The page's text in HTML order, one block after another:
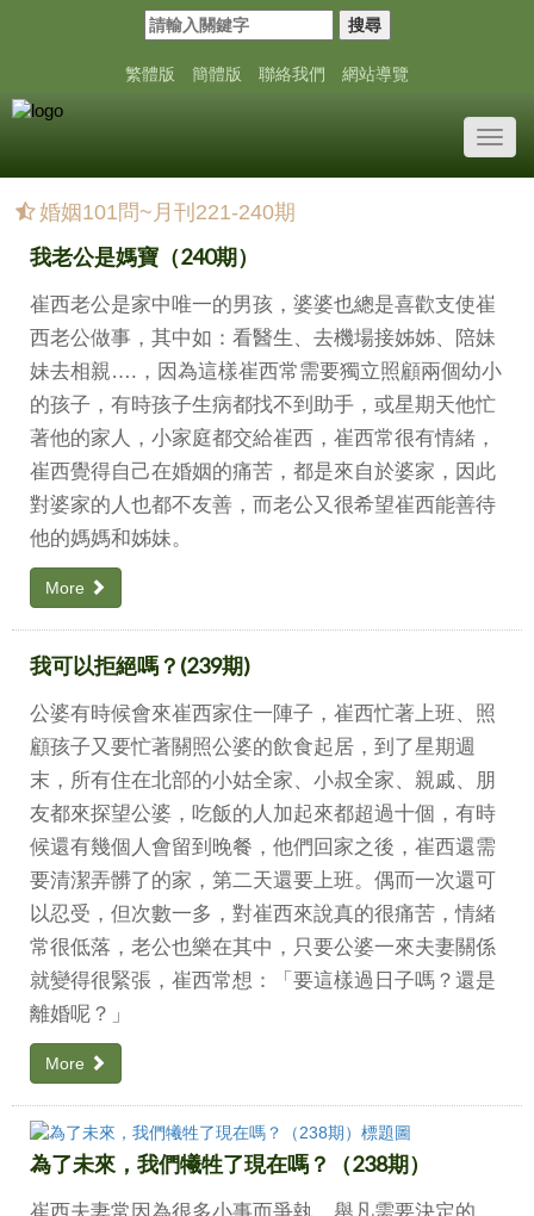
搜尋
繁體版 簡體版 聯絡我們 網站導覽
婚姻101問~月刊221-240期
我老公是媽寶（240期）
崔西老公是家中唯一的男孩，婆婆也總是喜歡支使崔
西老公做事，其中如：看醫生、去機場接姊姊、陪妹
妹去相親….，因為這樣崔西常需要獨立照顧兩個幼小
的孩子，有時孩子生病都找不到助手，或星期天他忙
著他的家人，小家庭都交給崔西，崔西常很有情緒，
崔西覺得自己在婚姻的痛苦，都是來自於婆家，因此
對婆家的人也都不友善，而老公又很希望崔西能善待
他的媽媽和姊妹。
More
我可以拒絕嗎？(239期)
公婆有時候會來崔西家住一陣子，崔西忙著上班、照
顧孩子又要忙著關照公婆的飲食起居，到了星期週
末，所有住在北部的小姑全家、小叔全家、親戚、朋
友都來探望公婆，吃飯的人加起來都超過十個，有時
候還有幾個人會留到晚餐，他們回家之後，崔西還需
要清潔弄髒了的家，第二天還要上班。偶而一次還可
以忍受，但次數一多，對崔西來說真的很痛苦，情緒
常很低落，老公也樂在其中，只要公婆一來夫妻關係
就變得很緊張，崔西常想：「要這樣過日子嗎？還是
離婚呢？」
More
為了未來，我們犧牲了現在嗎？（238期）